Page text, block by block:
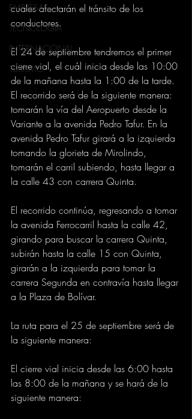
EMPRESAS
TECNOLOGIA
INTERNACIONAL
TURISMO
cuales afectarán el tránsito de los
conductores.
El 24 de septiembre tendremos el primer
cierre vial, el cuál inicia desde las 10:00
de la mañana hasta la 1:00 de la tarde.
El recorrido será de la siguiente manera:
tomarán la vía del Aeropuerto desde la
Variante a la avenida Pedro Tafur. En la
avenida Pedro Tafur girará a la izquierda
tomando la glorieta de Mirolindo,
tomarán el carril subiendo, hasta llegar a
la calle 43 con carrera Quinta.
El recorrido continúa, regresando a tomar
la avenida Ferrocarril hasta la calle 42,
girando para buscar la carrera Quinta,
subirán hasta la calle 15 con Quinta,
girarán a la izquierda para tomar la
carrera Segunda en contravía hasta llegar
a la Plaza de Bolívar.
La ruta para el 25 de septiembre será de
la siguiente manera:
El cierre vial inicia desde las 6:00 hasta
las 8:00 de la mañana y se hará de la
siguiente manera: